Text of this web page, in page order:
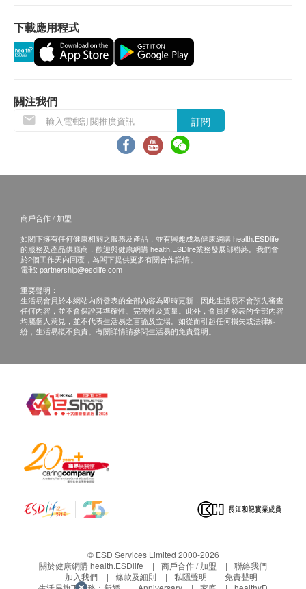
育受損，兒童發育，整體健康以及嚴重的死亡。
空氣污染物不僅對兒童腦發育有害，而且還導致早期
增加之外，空氣污染的不利影響也會對經濟和社會發
展產生直接影響。空氣污染物造成的總成本繼續上
專利技術優化自
空總署研發的淨化技術
沉澱，使室內空氣更潔淨
3,000平方呎​，經大學及醫院測
試證實效能超卓
退款申请之權利。
一般條款
其他
貝力士環保有限公司提供。
宣傳圖片及價值僅供參考，一切以實物為準。
如有任何爭議，貝力士環保有限公司及健康網購
下載應用程式
關注我們
訂閱
商戶合作 / 加盟
如閣下擁有任何健康相關之服務及產品，並有興趣成為健康網購 health.ESDlife
的服務及產品供應商，歡迎與健康網購 health.ESDlife業務發展部聯絡。我們會
於2個工作天內回覆，為閣下提供更多有關合作詳情。
電郵: partnership@esdlife.com
重要聲明：
生活易會員於本網站內所發表的全部內容為即時更新，因此生活易不會預先審查
任何內容，並不會保證其準確性、完整性及質量。此外，會員所發表的全部內容
均屬個人意見，並不代表生活易之言論及立場。如從而引起任何損失或法律糾
紛，生活易概不負責。有關詳情請參閱生活易的免責聲明。
© ESD Services Limited 2000-2026
關於健康網購 health.ESDlife
商戶合作 / 加盟
聯絡我們
加入我們
條款及細則 私隱聲明
免責聲明